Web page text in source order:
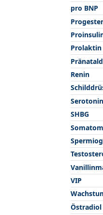
pro BNP
Prolaktin
Renin
Serotonin
SHBG
VIP
Östradiol